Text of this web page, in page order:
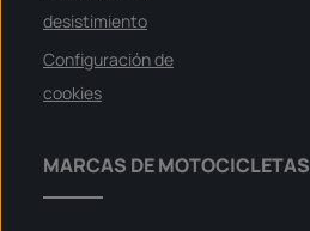
desistimiento
Configuración de
cookies
MARCAS DE MOTOCICLETAS